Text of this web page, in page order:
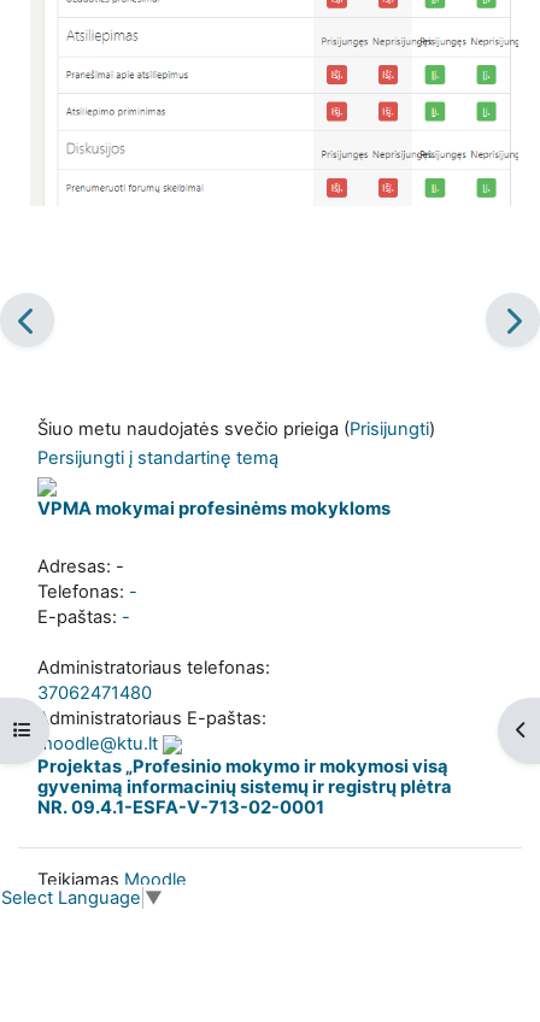
Select Language ▼
Atverti kurso rodyklę
Šiuo metu naudojatės svečio prieiga (Prisijungti)
Persijungti į standartinę temą
VPMA mokymai profesinėms mokykloms
Adresas: -
Telefonas: -
E-paštas: -
Administratoriaus telefonas:
37062471480
Administratoriaus E-paštas:
moodle@ktu.lt
Projektas „Profesinio mokymo ir mokymosi visą
gyvenimą informacinių sistemų ir registrų plėtra
NR. 09.4.1-ESFA-V-713-02-0001
Teikiamas Moodle